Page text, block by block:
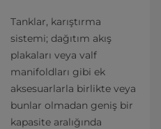
Tanklar, karıştırma
sistemi; dağıtım akış
plakaları veya valf
manifoldları gibi ek
aksesuarlarla birlikte veya
bunlar olmadan geniş bir
kapasite aralığında